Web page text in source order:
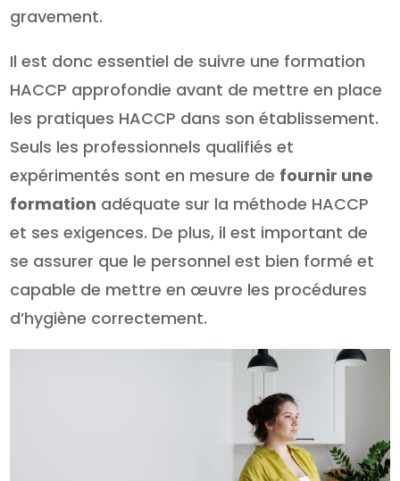
gravement.
Il est donc essentiel de suivre une formation
HACCP approfondie avant de mettre en place
les pratiques HACCP dans son établissement.
Seuls les professionnels qualifiés et
expérimentés sont en mesure de fournir une
formation adéquate sur la méthode HACCP
et ses exigences. De plus, il est important de
se assurer que le personnel est bien formé et
capable de mettre en œuvre les procédures
d’hygiène correctement.